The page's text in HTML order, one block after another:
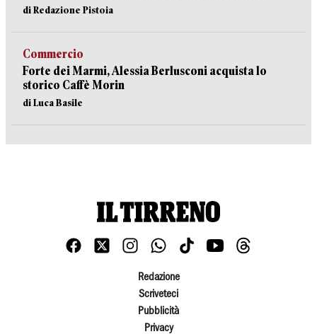
di Redazione Pistoia
Commercio
Forte dei Marmi, Alessia Berlusconi acquista lo
storico Caffè Morin
di Luca Basile
Redazione
Scriveteci
Pubblicità
Privacy